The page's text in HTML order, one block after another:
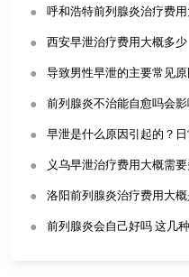
● 呼和浩特前列腺炎治疗费
● 西安早泄治疗费用大概多少
● 导致男性早泄的主要常见
● 前列腺炎不治能自愈吗会
● 早泄是什么原因引起的？
● 义乌早泄治疗费用大概需
● 洛阳前列腺炎治疗费用大
● 前列腺炎会自己好吗 这几